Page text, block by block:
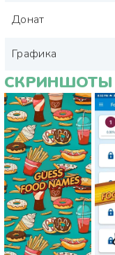
Донат
Графика
СКРИНШОТЫ